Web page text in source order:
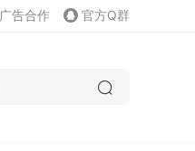
广告合作 官方Q群